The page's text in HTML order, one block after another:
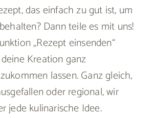
das einfach zu gut ist, um
Dann teile es mit uns!
„Rezept einsenden“
Kreation ganz
lassen. Ganz gleich,
oder regional, wir
jede kulinarische Idee.